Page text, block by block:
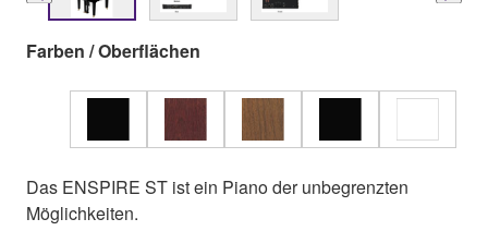
Farben / Oberflächen
Das ENSPIRE ST ist ein Piano der unbegrenzten
Möglichkeiten.